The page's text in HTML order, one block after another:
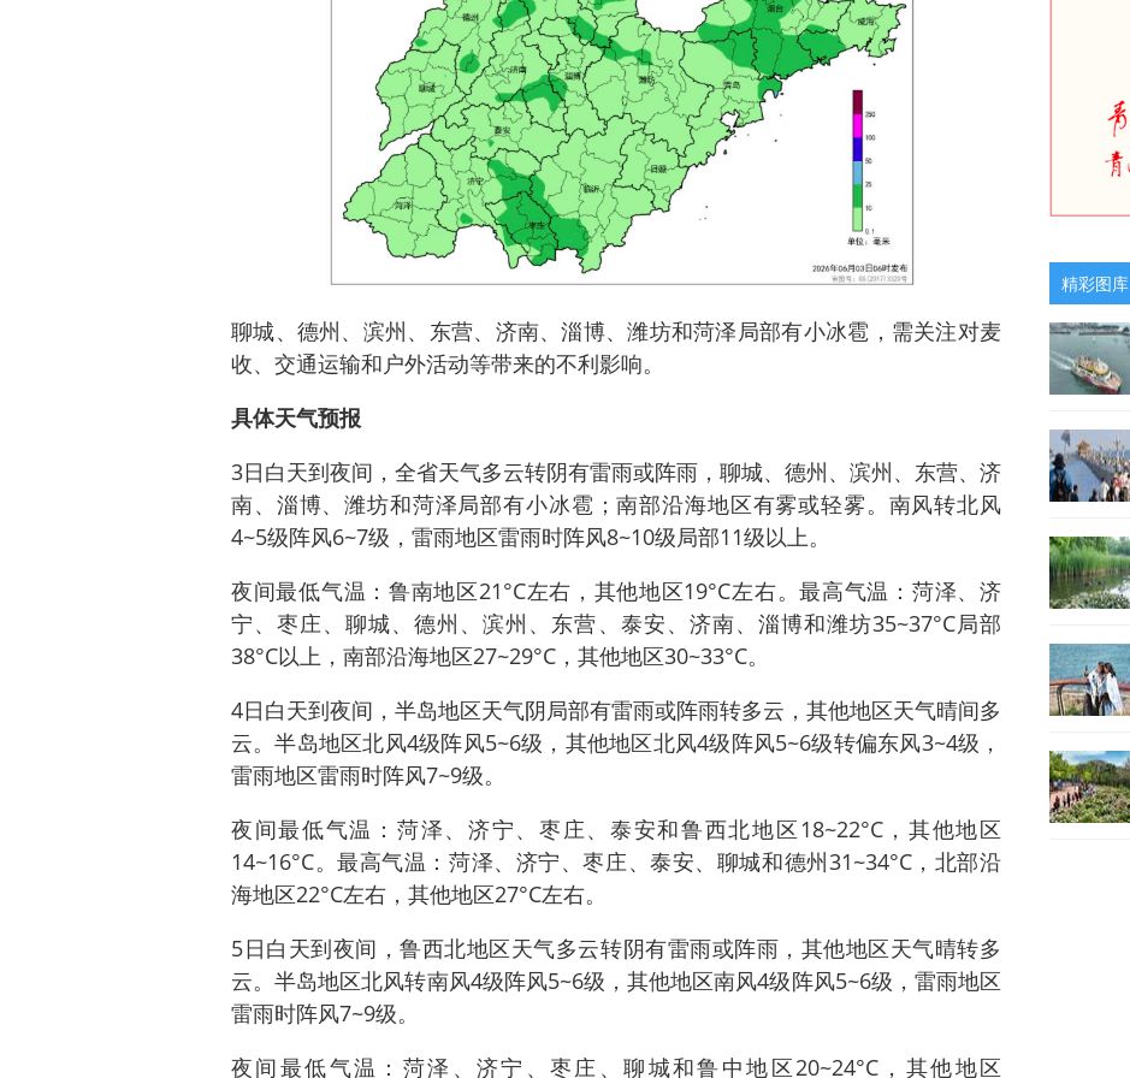
聊城、德州、滨州、东营、济南、淄博、潍坊和菏泽局部有小冰雹，需关注对麦
收、交通运输和户外活动等带来的不利影响。
具体天气预报
3日白天到夜间，全省天气多云转阴有雷雨或阵雨，聊城、德州、滨州、东营、济
南、淄博、潍坊和菏泽局部有小冰雹；南部沿海地区有雾或轻雾。南风转北风
4~5级阵风6~7级，雷雨地区雷雨时阵风8~10级局部11级以上。
夜间最低气温：鲁南地区21°C左右，其他地区19°C左右。最高气温：菏泽、济
宁、枣庄、聊城、德州、滨州、东营、泰安、济南、淄博和潍坊35~37°C局部
38°C以上，南部沿海地区27~29°C，其他地区30~33°C。
4日白天到夜间，半岛地区天气阴局部有雷雨或阵雨转多云，其他地区天气晴间多
云。半岛地区北风4级阵风5~6级，其他地区北风4级阵风5~6级转偏东风3~4级，
雷雨地区雷雨时阵风7~9级。
夜间最低气温：菏泽、济宁、枣庄、泰安和鲁西北地区18~22°C，其他地区
14~16°C。最高气温：菏泽、济宁、枣庄、泰安、聊城和德州31~34°C，北部沿
海地区22°C左右，其他地区27°C左右。
5日白天到夜间，鲁西北地区天气多云转阴有雷雨或阵雨，其他地区天气晴转多
云。半岛地区北风转南风4级阵风5~6级，其他地区南风4级阵风5~6级，雷雨地区
雷雨时阵风7~9级。
夜间最低气温：菏泽、济宁、枣庄、聊城和鲁中地区20~24°C，其他地区
精彩图库